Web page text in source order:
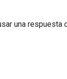
una respuesta